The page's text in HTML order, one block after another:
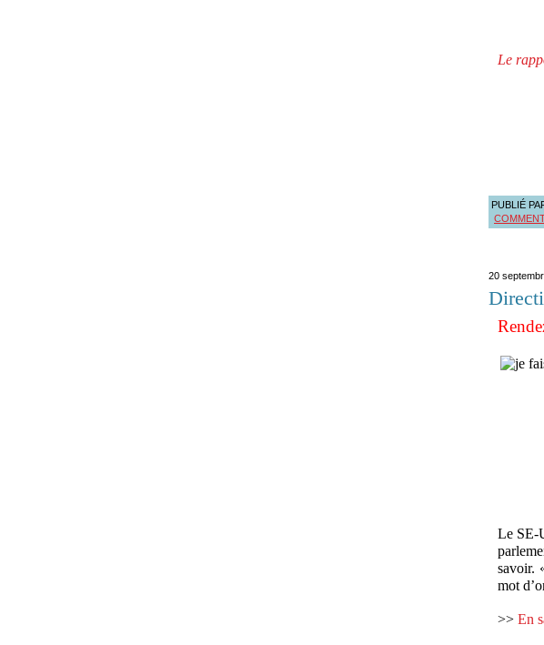
Le
PUBLIÉ
20
Le SE-
savoir.
mot
>> En